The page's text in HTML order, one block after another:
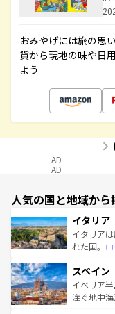
おみやげには旅の思
貨から現地の味や日
よう
AD
AD
人気の国と地域から
イタリア
イタリア
れた国。
ろん、ト
景など、
ピザやパ
スペイン
イベリア
注ぐ地中